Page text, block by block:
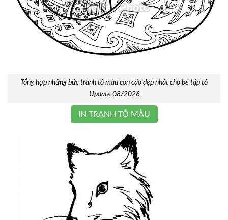
Tổng hợp những bức tranh tô màu con cáo đẹp nhất cho bé tập tô
Update 08/2026
IN TRANH TÔ MÀU